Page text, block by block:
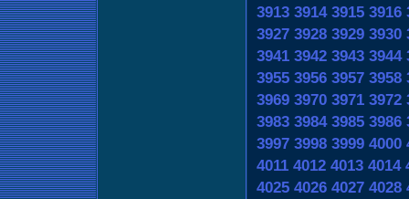
3913 3914 3915 3916
3927 3928 3929 3930
3941 3942 3943 3944
3955 3956 3957 3958
3969 3970 3971 3972
3983 3984 3985 3986
3997 3998 3999 4000
4011 4012 4013 4014
4025 4026 4027 4028